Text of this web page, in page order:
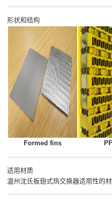
形状和结构
Formed fins
适用材质
温州沈氏板翅式热交换器适用性的